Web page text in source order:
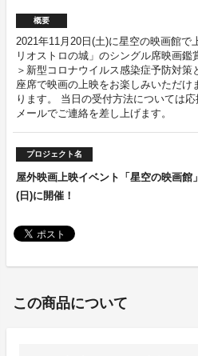
概要
2021年11月20日(土)に星空の映画館で
リオストロの城」のシングル席映画鑑
＞新型コロナウイルス感染症予防対
座席で映画の上映をお楽しみいただけ
ります。 当日の受付方法については
メールでご連絡を差し上げます。
プロジェクト名
屋外映画上映イベント「星空の映画館
(日)に開催！
この商品について